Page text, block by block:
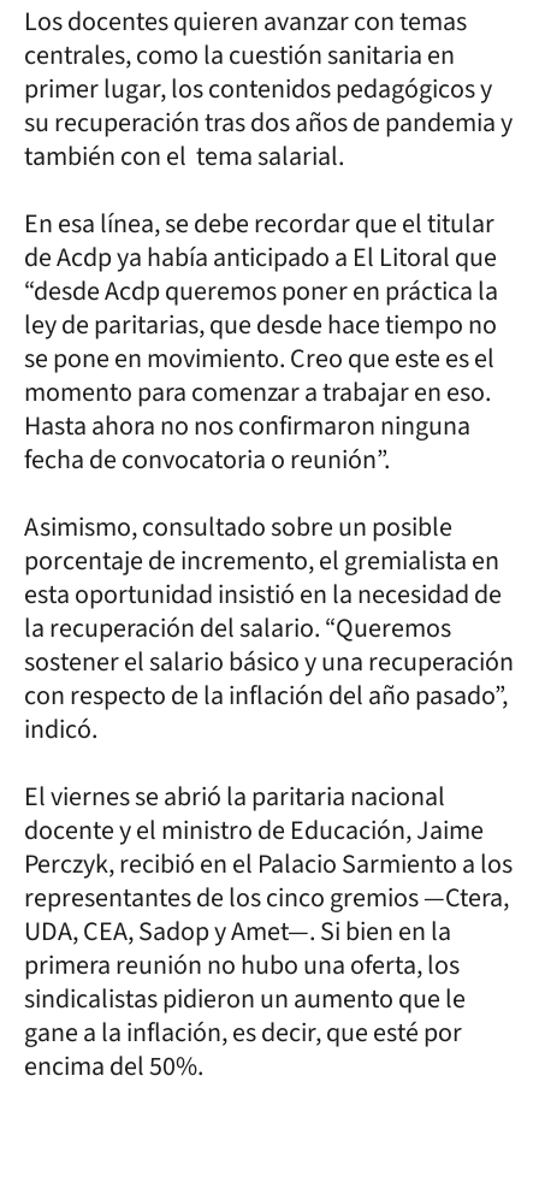
Los docentes quieren avanzar con temas
centrales, como la cuestión sanitaria en
primer lugar, los contenidos pedagógicos y
su recuperación tras dos años de pandemia y
también con el tema salarial.
En esa línea, se debe recordar que el titular
de Acdp ya había anticipado a El Litoral que
“desde Acdp queremos poner en práctica la
ley de paritarias, que desde hace tiempo no
se pone en movimiento. Creo que este es el
momento para comenzar a trabajar en eso.
Hasta ahora no nos confirmaron ninguna
fecha de convocatoria o reunión”.
Asimismo, consultado sobre un posible
porcentaje de incremento, el gremialista en
esta oportunidad insistió en la necesidad de
la recuperación del salario. “Queremos
sostener el salario básico y una recuperación
con respecto de la inflación del año pasado”,
indicó.
El viernes se abrió la paritaria nacional
docente y el ministro de Educación, Jaime
Perczyk, recibió en el Palacio Sarmiento a los
representantes de los cinco gremios —Ctera,
UDA, CEA, Sadop y Amet—. Si bien en la
primera reunión no hubo una oferta, los
sindicalistas pidieron un aumento que le
gane a la inflación, es decir, que esté por
encima del 50%.